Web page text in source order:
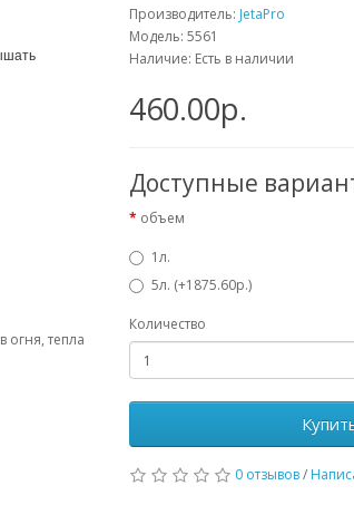
огня, тепла
Производитель: JetaPro
Модель: 5561
Наличие: Есть в наличии
460.00р.
Доступные
объем
1л.
5л. (+1875.60р.)
Количество
0 отзывов/